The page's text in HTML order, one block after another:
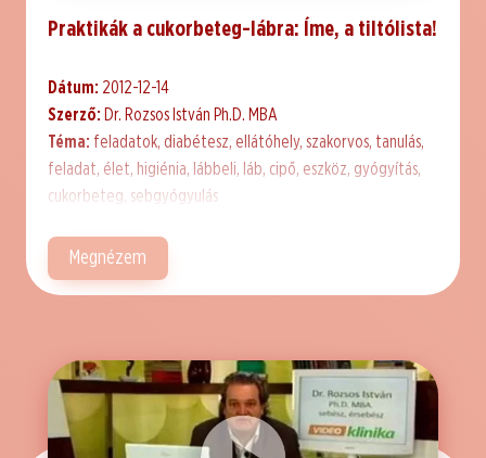
Praktikák a cukorbeteg-lábra: Íme, a tiltólista!
Dátum: 2012-12-14
Szerző: Dr. Rozsos István Ph.D. MBA
Téma: feladatok, diabétesz, ellátóhely, szakorvos, tanulás,
feladat, élet, higiénia, lábbeli, láb, cipő, eszköz, gyógyítás,
cukorbeteg, sebgyógyulás
Megnézem